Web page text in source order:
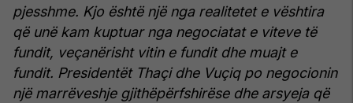
pjesshme. Kjo është një nga realitetet e vështira
që unë kam kuptuar nga negociatat e viteve të
fundit, veçanërisht vitin e fundit dhe muajt e
fundit. Presidentët Thaçi dhe Vuçiq po negocionin
një marrëveshje gjithëpërfshirëse dhe arsyeja që